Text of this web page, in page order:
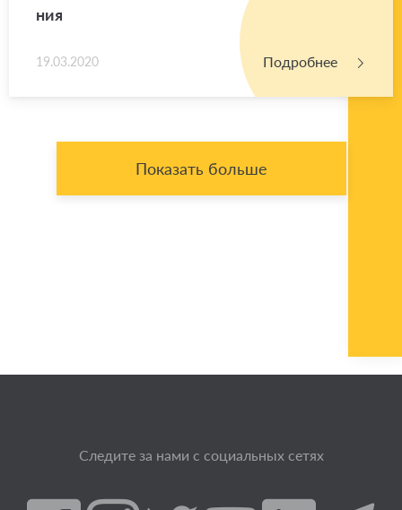
ния
19.03.2020 Подробнее
Показать больше
Следите за нами с социальных сетях